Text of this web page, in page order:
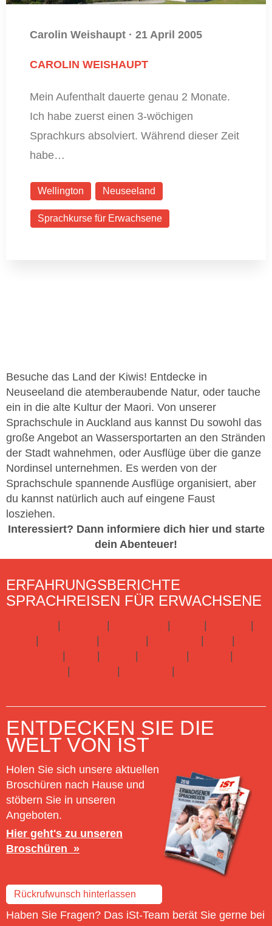
Carolin Weishaupt · 21 April 2005
CAROLIN WEISHAUPT
Mein Aufenthalt dauerte genau 2 Monate.
Ich habe zuerst einen 3-wöchigen
Sprachkurs absolviert. Während dieser Zeit
habe…
Wellington Neuseeland
Sprachkurse für Erwachsene
Besuche das Land der Kiwis! Entdecke in
Neuseeland die atemberaubende Natur, oder tauche
ein in die alte Kultur der Maori. Von unserer
Sprachschule in Auckland aus kannst Du sowohl das
große Angebot an Wassersportarten an den Stränden
der Stadt wahnehmen, oder Ausflüge über die ganze
Nordinsel unternehmen. Es werden von der
Sprachschule spannende Ausflüge organisiert, aber
du kannst natürlich auch auf eingene Faust
losziehen.
Interessiert? Dann informiere dich hier und starte
dein Abenteuer!
ERFAHRUNGSBERICHTE
SPRACHREISEN FÜR ERWACHSENE
| | | |
|
| | | |
|
| | | |
|
| | |
ENTDECKEN SIE DIE
WELT VON IST
Holen Sie sich unsere aktuellen
Broschüren nach Hause und
stöbern Sie in unseren
Angeboten.
Hier geht's zu unseren
Broschüren
Rückrufwunsch hinterlassen
Haben Sie Fragen? Das iSt-Team berät Sie gerne bei